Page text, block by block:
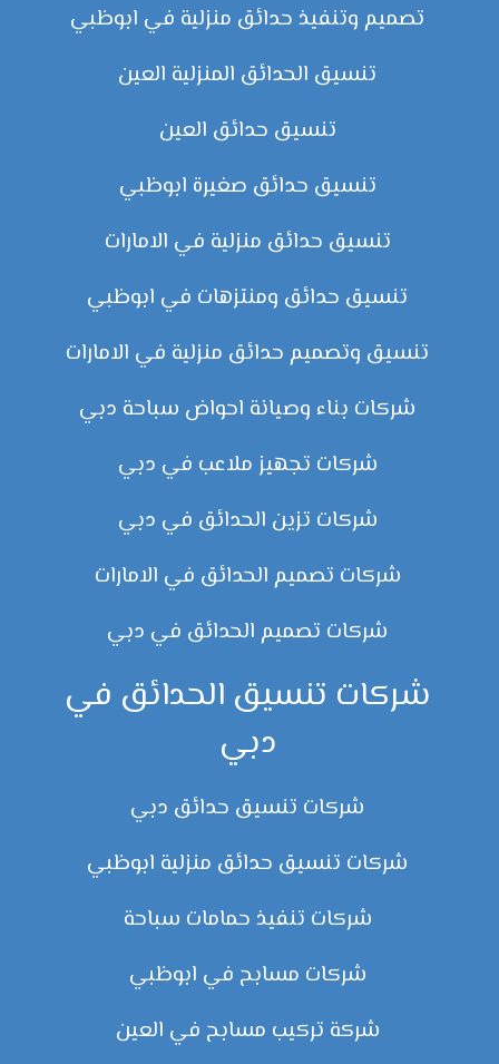
تصميم وتنفيذ حدائق منزلية في ابوظبي
تنسيق الحدائق المنزلية العين
تنسيق حدائق العين
تنسيق حدائق صغيرة ابوظبي
تنسيق حدائق منزلية في الامارات
تنسيق حدائق ومنتزهات في ابوظبي
تنسيق وتصميم حدائق منزلية في الامارات
شركات بناء وصيانة احواض سباحة دبي
شركات تجهيز ملاعب في دبي
شركات تزين الحدائق في دبي
شركات تصميم الحدائق في الامارات
شركات تصميم الحدائق في دبي
شركات تنسيق الحدائق في
دبي
شركات تنسيق حدائق دبي
شركات تنسيق حدائق منزلية ابوظبي
شركات تنفيذ حمامات سباحة
شركات مسابح في ابوظبي
شركة تركيب مسابح في العين